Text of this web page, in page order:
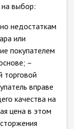
выбор:
недостаткам
или
покупателем
–
торговой
вправе
качества на
цена в этом